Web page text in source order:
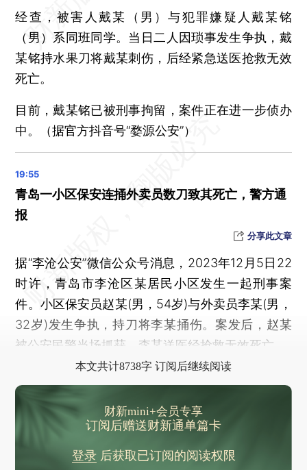
国家文物局：进一步加强长城保护工作
中央生态环保督察曝光5省典型案例
经查，被害人戴某（男）与犯罪嫌疑人戴某铭
（男）系同班同学。当日二人因琐事发生争执，戴
某铭持水果刀将戴某刺伤，后经紧急送医抢救无效
死亡。
目前，戴某铭已被刑事拘留，案件正在进一步侦办
中。（据官方抖音号“婺源公安”）
青岛一小区保安连捅外卖员数刀致其死亡，警方通
报
分享此文章
据“李沧公安”微信公众号消息，2023年12月5日22
时许，青岛市李沧区某居民小区发生一起刑事案
件。小区保安员赵某(男，54岁)与外卖员李某(男，
32岁)发生争执，持刀将李某捅伤。案发后，赵某
被公安民警当场抓获，李某送医经抢救无效死亡。
本文共计8738字 订阅后继续阅读
财新mini+会员专享
订阅后赠送财新通单篇卡
登录后获取已订阅的阅读权限